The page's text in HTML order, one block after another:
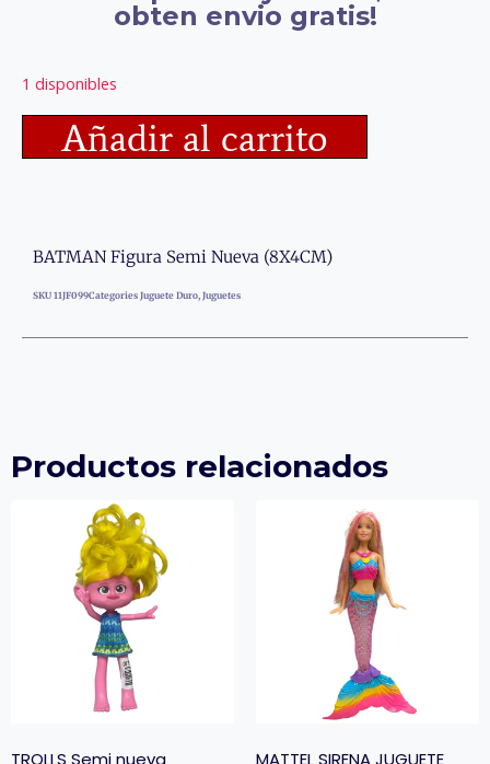
obten envio gratis!
1 disponibles
Añadir al carrito
BATMAN Figura Semi Nueva (8X4CM)
SKU 11JF099Categories Juguete Duro, Juguetes
Productos relacionados